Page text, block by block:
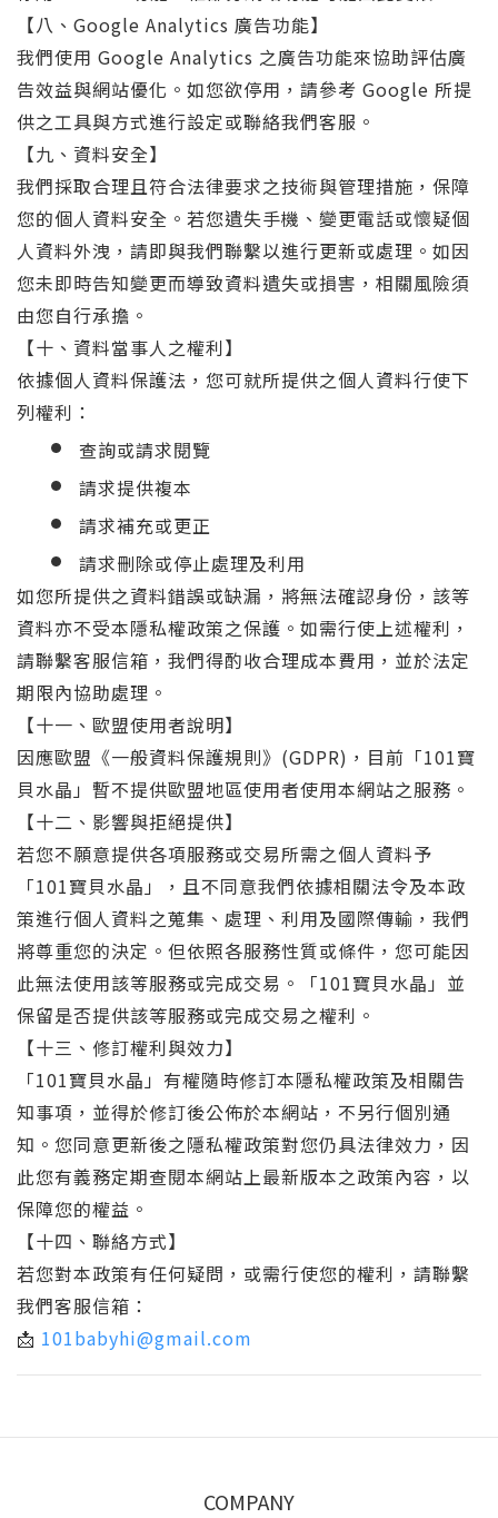
【八、Google Analytics 廣告功能】
我們使用 Google Analytics 之廣告功能來協助評估廣
告效益與網站優化。如您欲停用，請參考 Google 所提
供之工具與方式進行設定或聯絡我們客服。
【九、資料安全】
我們採取合理且符合法律要求之技術與管理措施，保障
您的個人資料安全。若您遺失手機、變更電話或懷疑個
人資料外洩，請即與我們聯繫以進行更新或處理。如因
您未即時告知變更而導致資料遺失或損害，相關風險須
由您自行承擔。
【十、資料當事人之權利】
依據個人資料保護法，您可就所提供之個人資料行使下
列權利：
查詢或請求閱覽
請求提供複本
請求補充或更正
請求刪除或停止處理及利用
如您所提供之資料錯誤或缺漏，將無法確認身份，該等
資料亦不受本隱私權政策之保護。如需行使上述權利，
請聯繫客服信箱，我們得酌收合理成本費用，並於法定
期限內協助處理。
【十一、歐盟使用者說明】
因應歐盟《一般資料保護規則》(GDPR)，目前「101寶
貝水晶」暫不提供歐盟地區使用者使用本網站之服務。
【十二、影響與拒絕提供】
若您不願意提供各項服務或交易所需之個人資料予
「101寶貝水晶」，且不同意我們依據相關法令及本政
策進行個人資料之蒐集、處理、利用及國際傳輸，我們
將尊重您的決定。但依照各服務性質或條件，您可能因
此無法使用該等服務或完成交易。「101寶貝水晶」並
保留是否提供該等服務或完成交易之權利。
【十三、修訂權利與效力】
「101寶貝水晶」有權隨時修訂本隱私權政策及相關告
知事項，並得於修訂後公佈於本網站，不另行個別通
知。您同意更新後之隱私權政策對您仍具法律效力，因
此您有義務定期查閱本網站上最新版本之政策內容，以
保障您的權益。
【十四、聯絡方式】
若您對本政策有任何疑問，或需行使您的權利，請聯繫
我們客服信箱：
📩 101babyhi@gmail.com
COMPANY